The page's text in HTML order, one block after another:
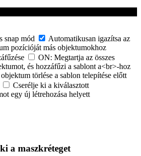
snap mód
Automatikusan igazítsa az
pozícióját más objektumokhoz
ON: Megtartja az összes
és hozzáfűzi a sablont a<br>-hoz
törlése a sablon telepítése előtt
Cserélje ki a kiválasztott
egy új létrehozása helyett
a maszkréteget